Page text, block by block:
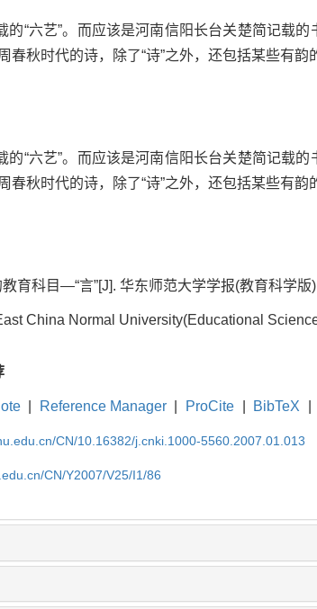
“六艺”。而应该是河南信阳长台关楚简记载的
秋时代的诗，除了“诗”之外，还包括某些有韵
“六艺”。而应该是河南信阳长台关楚简记载的
秋时代的诗，除了“诗”之外，还包括某些有韵
育科目—“言”[J]. 华东师范大学学报(教育科学版
China Normal University(Educational
Reference Manager ProCite BibTeX
CN/10.16382/j.cnki.1000-5560.2007.01.013
CN/Y2007/V25/I1/86